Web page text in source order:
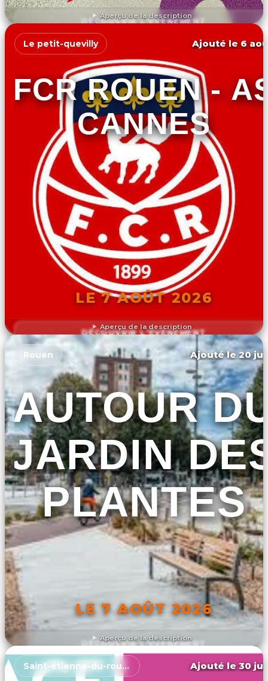
Aperçu de la description
DÉCOUVRIR L'ÉVÉNEMENT
Aperçu de la description
Le petit-quevilly Ajouté le 6
FCR ROUEN -
CANNES
LE 7 AOÛT 2026
DÉCOUVRIR L'ÉVÉNEMENT
Aperçu de la description
Rouen Ajouté le 20
AUTOUR
JARDIN
PLANTES
LE 7 AOÛT 2026
DÉCOUVRIR L'ÉVÉNEMENT
Saint-étienne-du-rouvray Ajouté le 30